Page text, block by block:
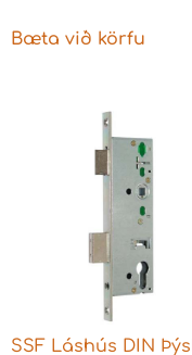
Bæta við körfu
SSF Láshús DIN